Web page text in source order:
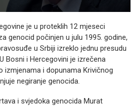
je u proteklih 12 mjeseci
genocid počinjen u julu 1995. godine,
u Srbiji izreklo jednu presudu
Bosni i Hercegovini je izrečena
izmjenama i dopunama Krivičnog
negiranje genocida.
i svjedoka genocida Murat